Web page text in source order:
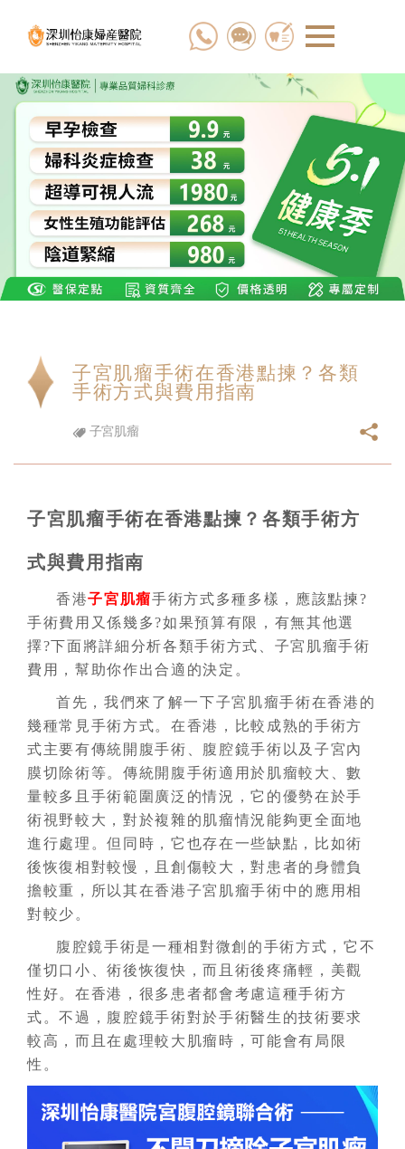
子宮肌瘤手術在香港點揀？各類
手術方式與費用指南
子宮肌瘤
子宮肌瘤手術在香港點揀？各類手術方
式與費用指南
香港子宮肌瘤手術方式多種多樣，應該點揀?
手術費用又係幾多?如果預算有限，有無其他選
擇?下面將詳細分析各類手術方式、子宮肌瘤手術
費用，幫助你作出合適的決定。
首先，我們來了解一下子宮肌瘤手術在香港的
幾種常見手術方式。在香港，比較成熟的手術方
式主要有傳統開腹手術、腹腔鏡手術以及子宮內
膜切除術等。傳統開腹手術適用於肌瘤較大、數
量較多且手術範圍廣泛的情況，它的優勢在於手
術視野較大，對於複雜的肌瘤情況能夠更全面地
進行處理。但同時，它也存在一些缺點，比如術
後恢復相對較慢，且創傷較大，對患者的身體負
擔較重，所以其在香港子宮肌瘤手術中的應用相
對較少。
腹腔鏡手術是一種相對微創的手術方式，它不
僅切口小、術後恢復快，而且術後疼痛輕，美觀
性好。在香港，很多患者都會考慮這種手術方
式。不過，腹腔鏡手術對於手術醫生的技術要求
較高，而且在處理較大肌瘤時，可能會有局限
性。